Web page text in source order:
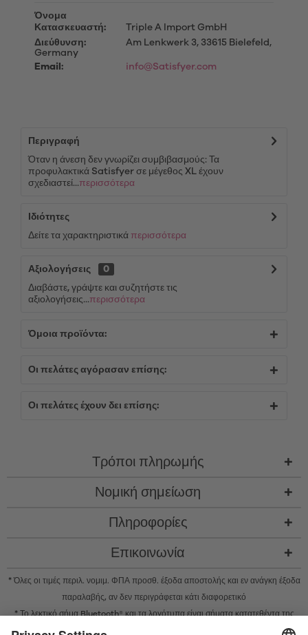
Όνομα
Κατασκευαστή:
Triple A Import GmbH
Διεύθυνση:
Am Lenkwerk 3, 33615 Bielefeld,
Germany
Email:
info@Satisfyer.com
Περιγραφή
Όταν η άνεση δεν γνωρίζει συμβιβασμούς: Τα
προφυλακτικά Satisfyer σε μέγεθος XL έχουν
σχεδιαστεί...περισσότερα
Ιδιότητες
Δείτε τα χαρακτηριστικά περισσότερα
Αξιολογήσεις
0
Διαβάστε, γράψτε και συζητήστε τις
αξιολογήσεις...περισσότερα
Όμοια προϊόντα:
Οι πελάτες αγόρασαν επίσης:
Οι πελάτες έχουν δει επίσης:
Τρόποι πληρωμής
Νομική σημείωση
Πληροφορίες
Επικοινωνία
* Όλες οι τιμές περιλ. νομιμ. ΦΠΑ προσθ. έξοδα αποστολής και εν ανάγκη έξοδα
παραλαβής, αν δεν περιγράφεται κάτι διαφορετικό
* Το λεκτικό σήμα Bluetooth® και τα λογότυπα είναι σήματα κατατεθέντα της
Bluetooth SIG, Inc. και η χρήση τέτοιων σημάτων από την Satisfyer GmbH